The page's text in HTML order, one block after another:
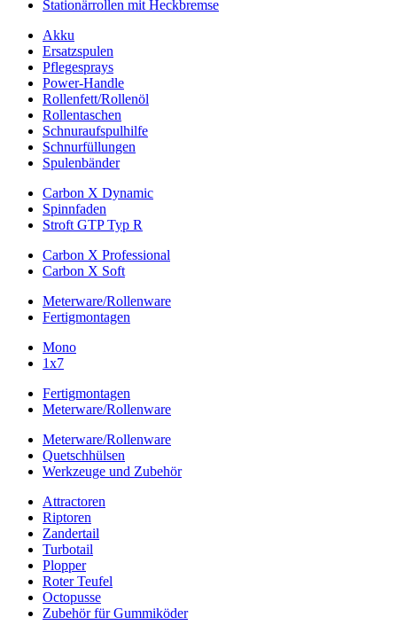
Stationärrollen mit Heckbremse
Akku
Ersatzspulen
Pflegesprays
Power-Handle
Rollenfett/Rollenöl
Rollentaschen
Schnuraufspulhilfe
Schnurfüllungen
Spulenbänder
Carbon X Dynamic
Spinnfaden
Stroft GTP Typ R
Carbon X Professional
Carbon X Soft
Meterware/Rollenware
Fertigmontagen
Mono
1x7
Fertigmontagen
Meterware/Rollenware
Meterware/Rollenware
Quetschhülsen
Werkzeuge und Zubehör
Attractoren
Riptoren
Zandertail
Turbotail
Plopper
Roter Teufel
Octopusse
Zubehör für Gummiköder